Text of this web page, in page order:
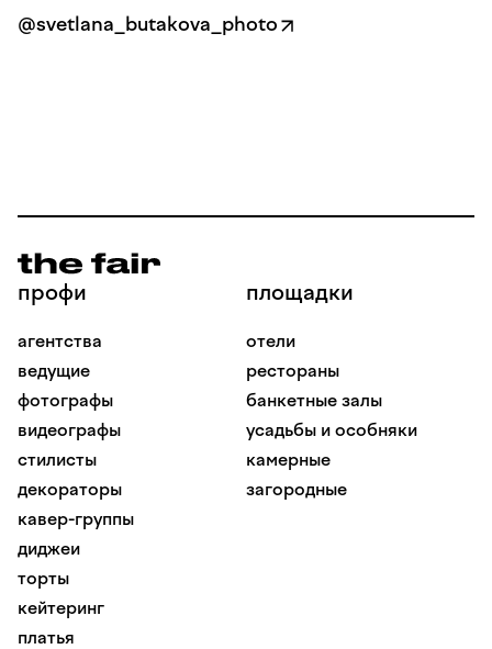
@svetlana_butakova_photo
профи
агентства
ведущие
фотографы
видеографы
стилисты
декораторы
кавер-группы
диджеи
торты
кейтеринг
платья
площадки
отели
рестораны
банкетные залы
усадьбы и особняки
камерные
загородные